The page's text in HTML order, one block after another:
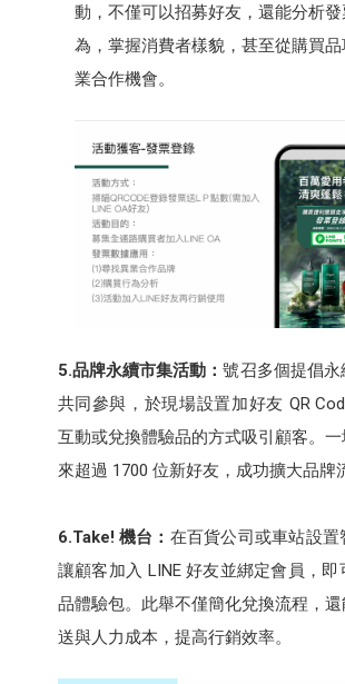
動，不僅可以招募好友，還能分析
為，掌握消費者樣貌，甚至從購買
業合作機會。
5.品牌永續市集活動：號召多個提倡
共同參與，於現場設置加好友 QR
互動或兌換體驗品的方式吸引顧客。
來超過 1700 位新好友，成功擴大品牌
6.Take! 機台： 在百貨公司或車站設置
讓顧客加入 LINE 好友並綁定會員，
品體驗包。此舉不僅簡化兌換流程，
送與人力成本，提高行銷效率。